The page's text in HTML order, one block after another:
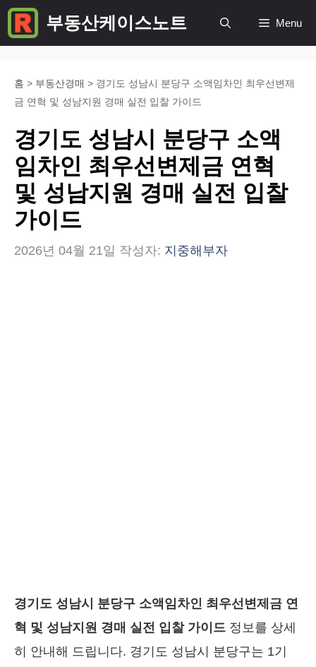
컨
텐
부동산케이스노트 Menu
홈 > 부동산경매 > 경기도 성남시 분당구 소액임차인 최우선변제
금 연혁 및 성남지원 경매 실전 입찰 가이드
경기도 성남시 분당구 소액
임차인 최우선변제금 연혁
및 성남지원 경매 실전 입찰
가이드
2026년 04월 21일 작성자: 지중해부자
경기도 성남시 분당구 소액임차인 최우선변제금 연
혁 및 성남지원 경매 실전 입찰 가이드 정보를 상세
히 안내해 드립니다. 경기도 성남시 분당구는 1기